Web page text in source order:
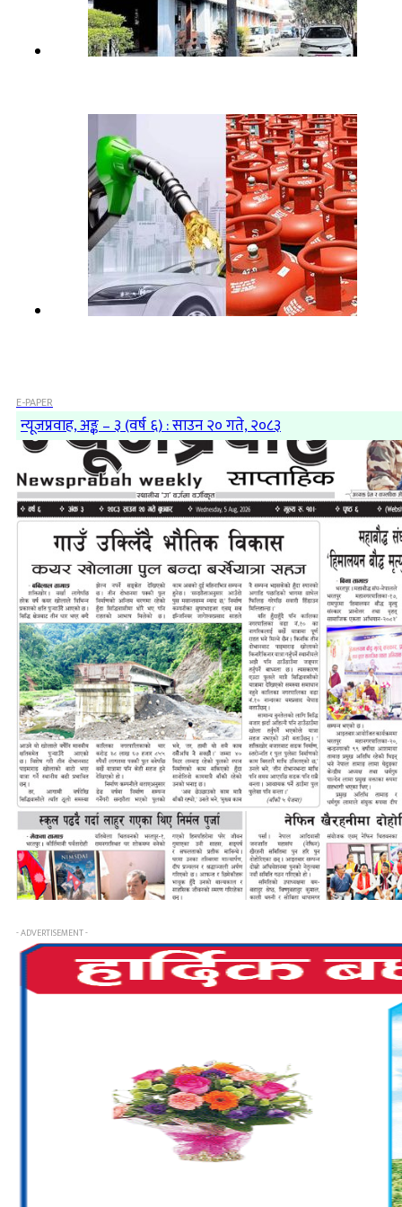
E-PAPER
न्यूजप्रवाह, अङ्क – ३ (वर्ष ६) : साउन २० गते, २०८३
- ADVERTISEMENT -